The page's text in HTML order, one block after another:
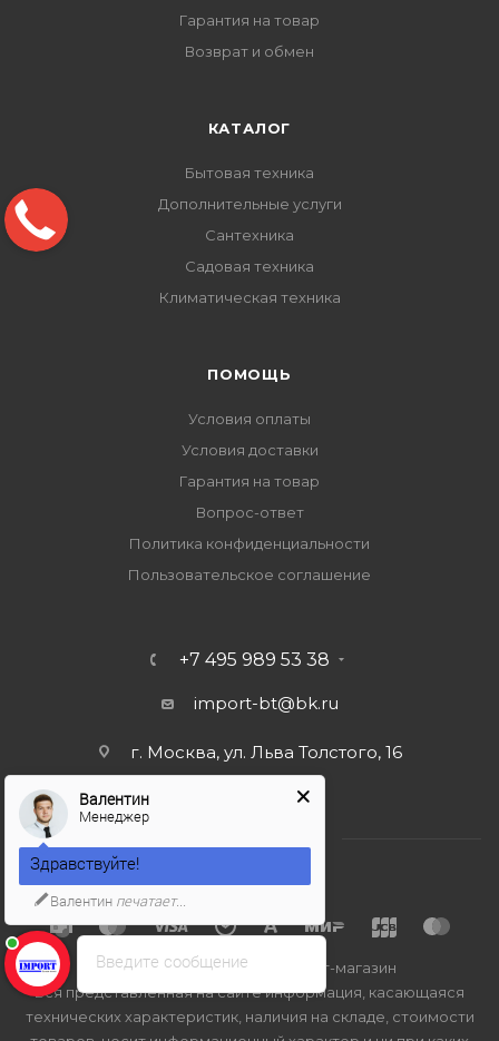
Гарантия на товар
Возврат и обмен
КАТАЛОГ
Бытовая техника
Дополнительные услуги
Сантехника
Садовая техника
Климатическая техника
ПОМОЩЬ
Условия оплаты
Условия доставки
Гарантия на товар
Вопрос-ответ
Политика конфиденциальности
Пользовательское соглашение
+7 495 989 53 38
import-bt@bk.ru
г. Москва, ул. Льва Толстого, 16
2026 © Import-bt.ru - интернет-магазин
Вся представленная на сайте информация, касающаяся
технических характеристик, наличия на складе, стоимости
Введите сообщение
Валентин
Менеджер
Здравствуйте!
Валентин печатает...